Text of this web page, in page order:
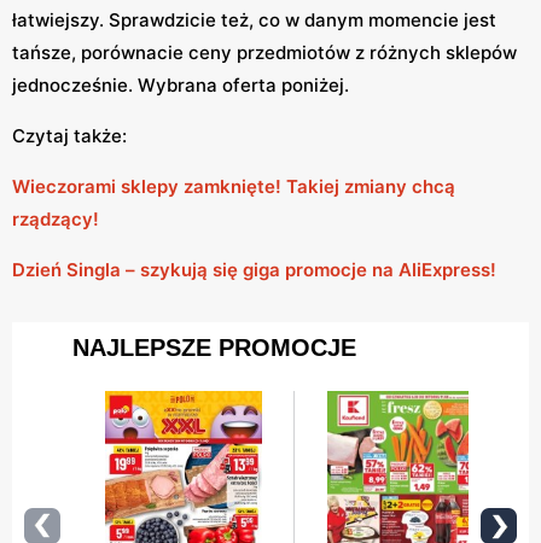
łatwiejszy. Sprawdzicie też, co w danym momencie jest
tańsze, porównacie ceny przedmiotów z różnych sklepów
jednocześnie. Wybrana oferta poniżej.
Czytaj także:
Wieczorami sklepy zamknięte! Takiej zmiany chcą
rządzący!
Dzień Singla – szykują się giga promocje na AliExpress!